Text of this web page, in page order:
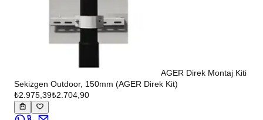
AGER Direk Montaj Kiti
Sekizgen Outdoor, 150mm (AGER Direk Kit)
₺2.975,39₺2.704,90